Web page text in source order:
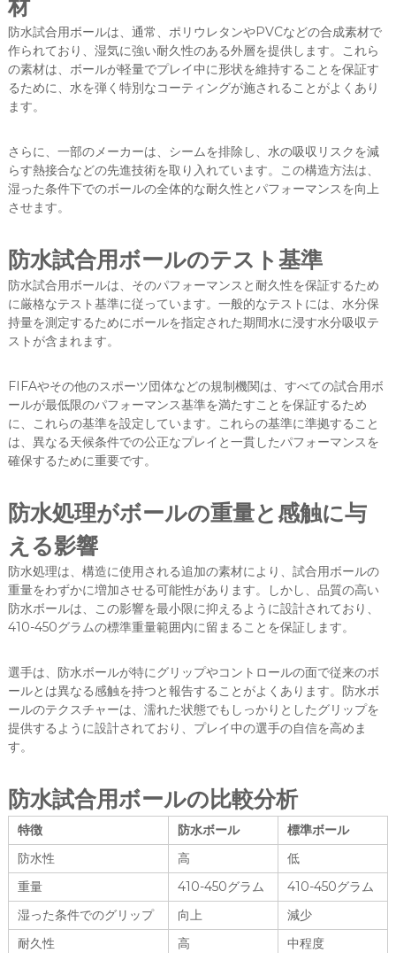
材
防水試合用ボールは、通常、ポリウレタンやPVCなどの合成素材で
作られており、湿気に強い耐久性のある外層を提供します。これら
の素材は、ボールが軽量でプレイ中に形状を維持することを保証す
るために、水を弾く特別なコーティングが施されることがよくあり
ます。
さらに、一部のメーカーは、シームを排除し、水の吸収リスクを減
らす熱接合などの先進技術を取り入れています。この構造方法は、
湿った条件下でのボールの全体的な耐久性とパフォーマンスを向上
させます。
防水試合用ボールのテスト基準
防水試合用ボールは、そのパフォーマンスと耐久性を保証するため
に厳格なテスト基準に従っています。一般的なテストには、水分保
持量を測定するためにボールを指定された期間水に浸す水分吸収テ
ストが含まれます。
FIFAやその他のスポーツ団体などの規制機関は、すべての試合用ボ
ールが最低限のパフォーマンス基準を満たすことを保証するため
に、これらの基準を設定しています。これらの基準に準拠すること
は、異なる天候条件での公正なプレイと一貫したパフォーマンスを
確保するために重要です。
防水処理がボールの重量と感触に与
える影響
防水処理は、構造に使用される追加の素材により、試合用ボールの
重量をわずかに増加させる可能性があります。しかし、品質の高い
防水ボールは、この影響を最小限に抑えるように設計されており、
410-450グラムの標準重量範囲内に留まることを保証します。
選手は、防水ボールが特にグリップやコントロールの面で従来のボ
ールとは異なる感触を持つと報告することがよくあります。防水ボ
ールのテクスチャーは、濡れた状態でもしっかりとしたグリップを
提供するように設計されており、プレイ中の選手の自信を高めま
す。
防水試合用ボールの比較分析
特徴 防水ボール
標準ボール
防水性
高
低
重量
410-450グラム
410-450グラム
湿った条件でのグリップ
向上
減少
耐久性
高 中程度